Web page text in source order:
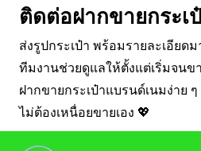
ติดต่อฝากขายกระ
ส่งรูปกระเป๋า พร้อมรายละเอียดม
ทีมงานช่วยดูแลให้ตั้งแต่เริ่มจนขา
ฝากขายกระเป๋าแบรนด์เนมง่าย ๆ
ไม่ต้องเหนื่อยขายเอง 💖